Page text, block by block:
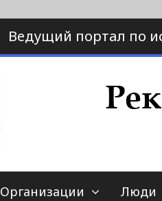
Ведущий портал по
Спорт-
портал по
Организации Люди